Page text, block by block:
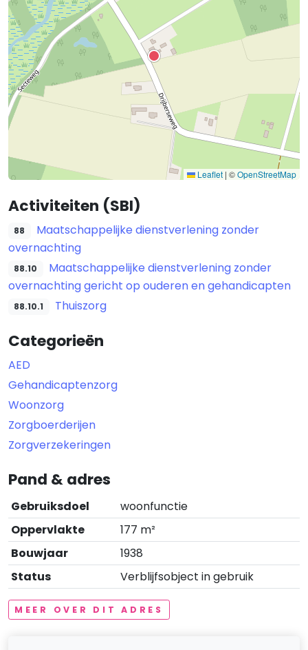
Leaflet | ©OpenStreetMap
Activiteiten (SBI)
88
Maatschappelijke dienstverlening zonder
overnachting
88.10
Maatschappelijke dienstverlening zonder
overnachting gericht op ouderen en gehandicapten
88.10.1 Thuiszorg
Categorieën
AED
Gehandicaptenzorg
Woonzorg
Zorgboerderijen
Zorgverzekeringen
Pand & adres
Gebruiksdoel
woonfunctie
Oppervlakte
177 m²
Bouwjaar
1938
Status
Verblijfsobject in gebruik
MEER OVER DIT ADRES